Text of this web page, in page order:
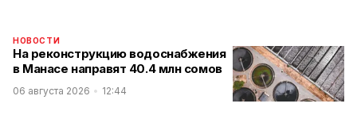
НОВОСТИ
На реконструкцию водоснабжения
в Манасе направят 40.4 млн сомов
06 августа 2026 12:44